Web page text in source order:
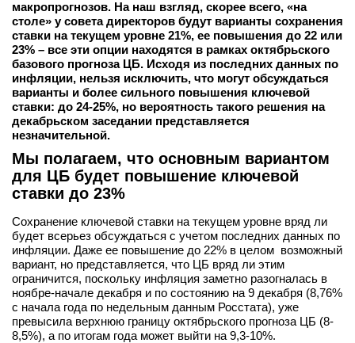
Новости
Интервью
вконтакте
телеграм
Стать автором
Вход
макропрогнозов. На наш взгляд, скорее всего, «на
столе» у совета директоров будут варианты сохранения
ставки на текущем уровне 21%, ее повышения до 22 или
23% – все эти опции находятся в рамках октябрьского
базового прогноза ЦБ. Исходя из последних данных по
инфляции, нельзя исключить, что могут обсуждаться
варианты и более сильного повышения ключевой
ставки: до 24-25%, но вероятность такого решения на
декабрьском заседании представляется
незначительной.
Мы полагаем, что основным вариантом
для ЦБ будет повышение ключевой
ставки до 23%
Сохранение ключевой ставки на текущем уровне вряд ли
будет всерьез обсуждаться с учетом последних данных по
инфляции. Даже ее повышение до 22% в целом возможный
вариант, но представляется, что ЦБ вряд ли этим
ограничится, поскольку инфляция заметно разогналась в
ноябре-начале декабря и по состоянию на 9 декабря (8,76%
с начала года по недельным данным Росстата), уже
превысила верхнюю границу октябрьского прогноза ЦБ (8-
8,5%), а по итогам года может выйти на 9,3-10%.